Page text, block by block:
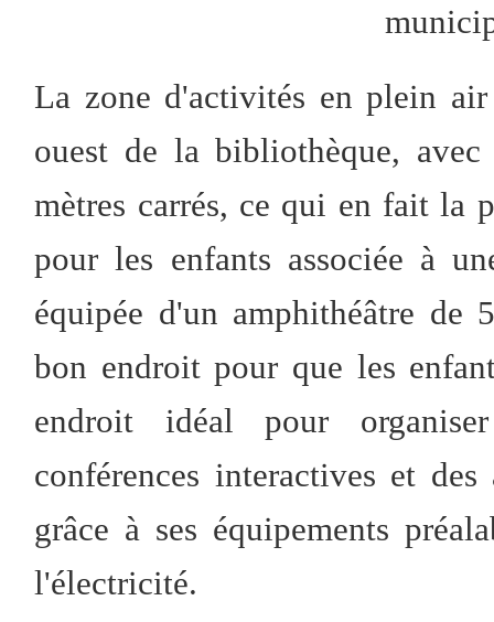
La zone d'activités en plein
ouest de la bibliothèque,
mètres carrés, ce qui en fait la
pour les enfants associée à
équipée d'un amphithéâtre de
bon endroit pour que les
endroit idéal pour
conférences interactives et
grâce à ses équipements
l'électricité.